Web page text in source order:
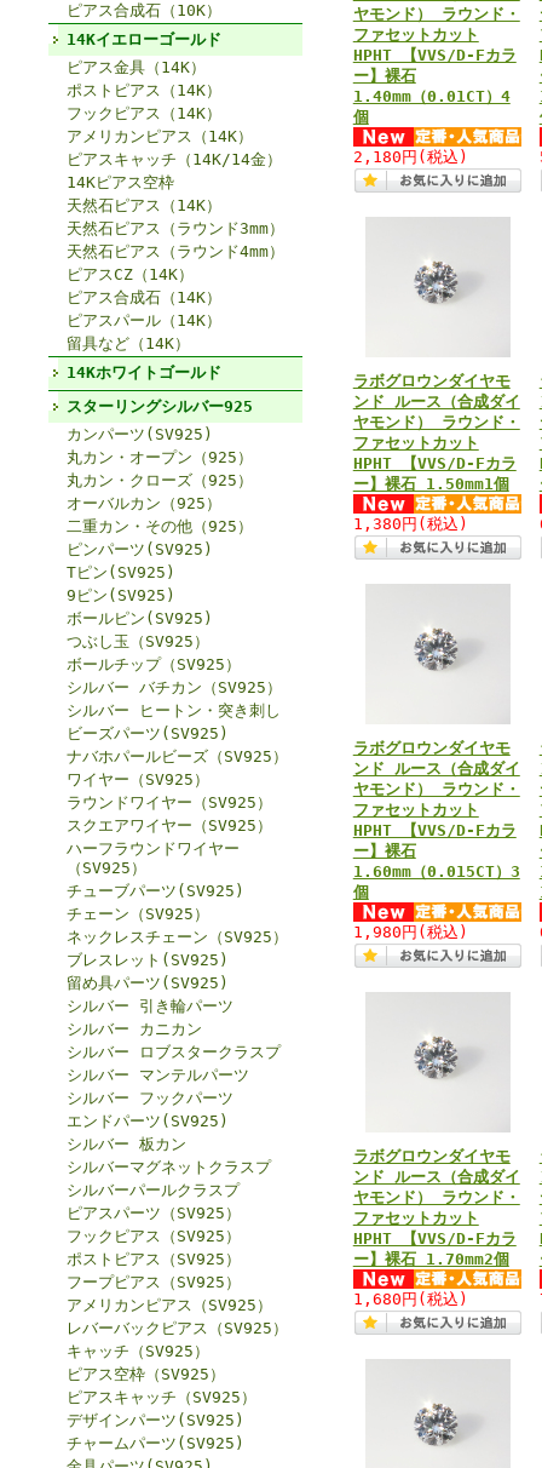
ピアス合成石（10K）
14Kイエローゴールド
ピアス金具（14K）
ポストピアス（14K）
フックピアス（14K）
アメリカンピアス（14K）
ピアスキャッチ（14K/14金）
14Kピアス空枠
天然石ピアス（14K）
天然石ピアス（ラウンド3mm）
天然石ピアス（ラウンド4mm）
ピアスCZ（14K）
ピアス合成石（14K）
ピアスパール（14K）
留具など（14K）
14Kホワイトゴールド
スターリングシルバー925
カンパーツ(SV925)
丸カン・オープン（925）
丸カン・クローズ（925）
オーバルカン（925）
二重カン・その他（925）
ピンパーツ(SV925)
Tピン(SV925)
9ピン(SV925)
ボールピン(SV925)
つぶし玉（SV925）
ボールチップ（SV925）
シルバー バチカン（SV925）
シルバー ヒートン・突き刺し
ビーズパーツ(SV925)
ナバホパールビーズ（SV925）
ワイヤー（SV925）
ラウンドワイヤー（SV925）
スクエアワイヤー（SV925）
ハーフラウンドワイヤー
（SV925）
チューブパーツ(SV925)
チェーン（SV925）
ネックレスチェーン（SV925）
ブレスレット(SV925)
留め具パーツ(SV925)
シルバー 引き輪パーツ
シルバー カニカン
シルバー ロブスタークラスプ
シルバー マンテルパーツ
シルバー フックパーツ
エンドパーツ(SV925)
シルバー 板カン
シルバーマグネットクラスプ
シルバーパールクラスプ
ピアスパーツ（SV925）
フックピアス（SV925）
ポストピアス（SV925）
フープピアス（SV925）
アメリカンピアス（SV925）
レバーバックピアス（SV925）
キャッチ（SV925）
ピアス空枠（SV925）
ピアスキャッチ（SV925）
デザインパーツ(SV925)
チャームパーツ(SV925)
ヤモンド） ラウンド・
ファセットカット
HPHT 【VVS/D-Fカラ
ー】裸石
1.40mm（0.01CT）4
個
2,180円 (税込)
ラボグロウンダイヤモ
ンド ルース（合成ダイ
ヤモンド） ラウンド・
ファセットカット
HPHT 【VVS/D-Fカラ
ー】裸石 1.50mm1個
1,380円 (税込)
ラボグロウンダイヤモ
ンド ルース（合成ダイ
ヤモンド） ラウンド・
ファセットカット
HPHT 【VVS/D-Fカラ
ー】裸石
1.60mm（0.015CT）3
個
1,980円 (税込)
ラボグロウンダイヤモ
ンド ルース（合成ダイ
ヤモンド） ラウンド・
ファセットカット
HPHT 【VVS/D-Fカラ
ー】裸石 1.70mm2個
1,680円 (税込)